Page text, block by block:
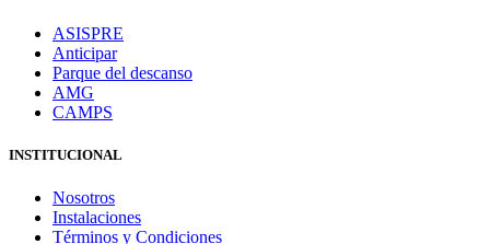
ASISPRE
Anticipar
Parque del descanso
AMG
CAMPS
INSTITUCIONAL
Nosotros
Instalaciones
Términos y Condiciones